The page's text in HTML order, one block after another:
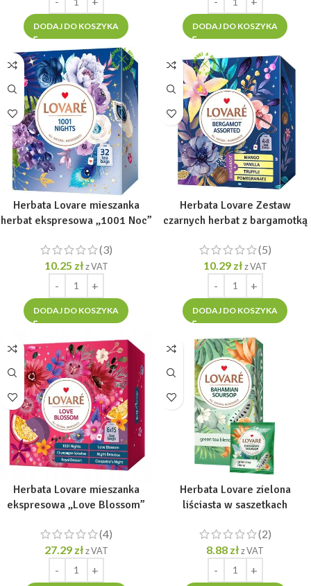
DODAJ DO KOSZYKA DODAJ DO KOSZYKA
Herbata Lovare mieszanka
herbat ekspresowa „1001 Noc”
(3)
10.25 zł z VAT
DODAJ DO KOSZYKA
Herbata Lovare Zestaw
czarnych herbat z bargamotką
po 2g] (5)
10.29 zł z VAT
DODAJ DO KOSZYKA
Herbata Lovare mieszanka
ekspresowa „Love Blossom”
(4)
27.29 zł z VAT
Herbata Lovare zielona
liściasta w saszetkach
(2)
8.88 złz VAT